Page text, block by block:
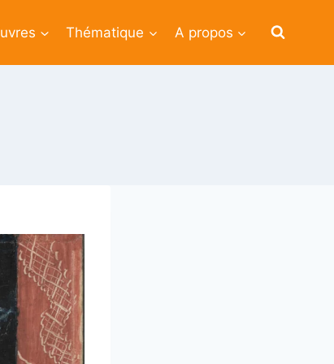
Thématique A propos